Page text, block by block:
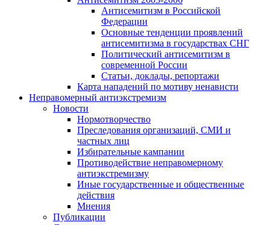
Антисемитизм в Российской
Федерации
Основные тенденции проявлений
антисемитизма в государствах СНГ
Политический антисемитизм в
современной России
Статьи, доклады, репортажи
Карта нападений по мотиву ненависти
Неправомерный антиэкстремизм
Новости
Нормотворчество
Преследования организаций, СМИ и
частных лиц
Избирательные кампании
Противодействие неправомерному
антиэкстремизму
Иные государственные и общественные
действия
Мнения
Публикации